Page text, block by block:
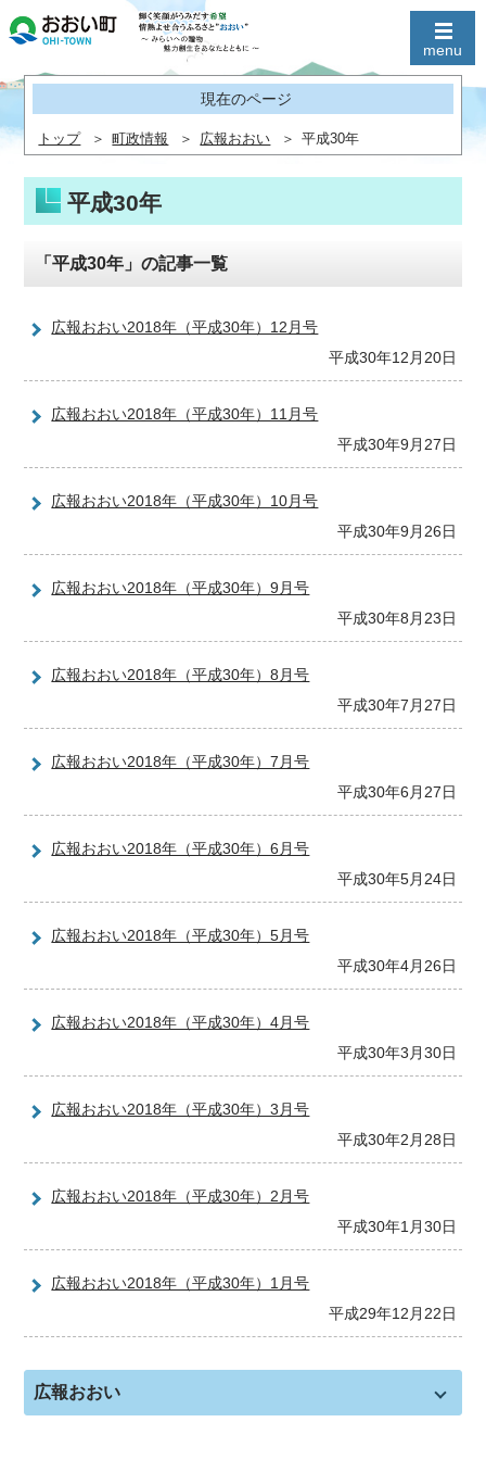
現在のページ
トップ 町政情報 広報おおい 平成30年
平成30年
「平成30年」の記事一覧
広報おおい2018年（平成30年）12月号
平成30年12月20日
広報おおい2018年（平成30年）11月号
平成30年9月27日
広報おおい2018年（平成30年）10月号
平成30年9月26日
広報おおい2018年（平成30年）9月号
平成30年8月23日
広報おおい2018年（平成30年）8月号
平成30年7月27日
広報おおい2018年（平成30年）7月号
平成30年6月27日
広報おおい2018年（平成30年）6月号
平成30年5月24日
広報おおい2018年（平成30年）5月号
平成30年4月26日
広報おおい2018年（平成30年）4月号
平成30年3月30日
広報おおい2018年（平成30年）3月号
平成30年2月28日
広報おおい2018年（平成30年）2月号
平成30年1月30日
広報おおい2018年（平成30年）1月号
平成29年12月22日
広報おおい